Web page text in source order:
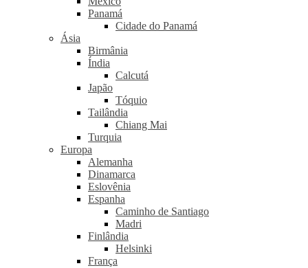
Panamá
Cidade do Panamá
Ásia
Birmânia
Índia
Calcutá
Japão
Tóquio
Tailândia
Chiang Mai
Turquia
Europa
Alemanha
Dinamarca
Eslovênia
Espanha
Caminho de Santiago
Madri
Finlândia
Helsinki
França